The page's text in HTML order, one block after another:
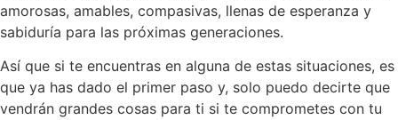
amorosas, amables, compasivas, llenas de esperanza y
sabiduría para las próximas generaciones.
Así que si te encuentras en alguna de estas situaciones, es
que ya has dado el primer paso y, solo puedo decirte que
vendrán grandes cosas para ti si te comprometes con tu